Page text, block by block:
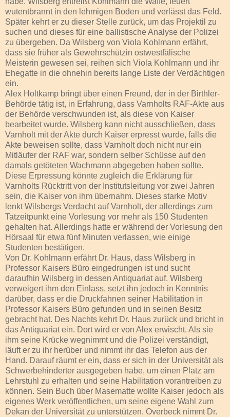
wutentbrannt in den lehmigen Boden und verlässt das Feld.
Später kehrt er zu dieser Stelle zurück, um das Projektil zu
suchen und dieses für eine ballistische Analyse der Polizei
zu übergeben. Da Wilsberg von Viola Kohlmann erfährt,
dass sie früher als Gewehrschützin ostwestfälische
Meisterin gewesen sei, reihen sich Viola Kohlmann und ihr
Ehegatte in die ohnehin bereits lange Liste der Verdächtigen
ein.
Alex Holtkamp bringt über einen Freund, der in der Birthler-
Behörde tätig ist, in Erfahrung, dass Varnholts RAF-Akte aus
der Behörde verschwunden ist, als diese von Kaiser
bearbeitet wurde. Wilsberg kann nicht ausschließen, dass
Varnholt mit der Akte durch Kaiser erpresst wurde, falls die
Akte beweisen sollte, dass Varnholt doch nicht nur ein
Mitläufer der RAF war, sondern selber Schüsse auf den
damals getöteten Wachmann abgegeben haben sollte.
Diese Erpressung könnte zugleich die Erklärung für
Varnholts Rücktritt von der Institutsleitung vor zwei Jahren
sein, die Kaiser von ihm übernahm. Dieses starke Motiv
lenkt Wilsbergs Verdacht auf Varnholt, der allerdings zum
Tatzeitpunkt eine Vorlesung vor mehr als 150 Studenten
gehalten hat. Allerdings hatte er während der Vorlesung den
Hörsaal für etwa fünf Minuten verlassen, wie einige
Studenten bestätigen.
Von Dr. Kohlmann erfährt Dr. Haus, dass Wilsberg in
Professor Kaisers Büro eingedrungen ist und sucht
daraufhin Wilsberg in dessen Antiquariat auf. Wilsberg
verweigert ihm den Einlass, setzt ihn jedoch in Kenntnis
darüber, dass er die Druckfahnen seiner Habilitation in
Professor Kaisers Büro gefunden und in seinen Besitz
gebracht hat. Des Nachts kehrt Dr. Haus zurück und bricht in
das Antiquariat ein. Dort wird er von Alex erwischt. Als sie
ihm seine Krücke wegnimmt und die Polizei verständigt,
läuft er zu ihr herüber und nimmt ihr das Telefon aus der
Hand. Darauf räumt er ein, dass er sich in der Universität als
Schwerbehinderter ausgegeben habe, um einen Platz am
Lehrstuhl zu erhalten und seine Habilitation vorantreiben zu
können. Sein Buch über Masematte wollte Kaiser jedoch als
eigenes Werk veröffentlichen, um seine eigene Wahl zum
Dekan der Universität zu unterstützen. Overbeck nimmt Dr.